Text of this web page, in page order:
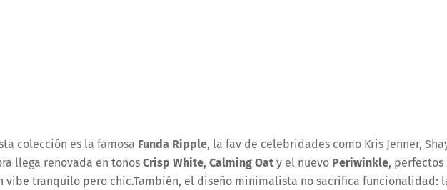
colección es la famosa Funda Ripple, la fav de celebridades como Kris Jenner,
llega renovada en tonos Crisp White, Calming Oat y el nuevo Periwinkle, perfectos
vibe tranquilo pero chic.También, el diseño minimalista no sacrifica funcionalidad: